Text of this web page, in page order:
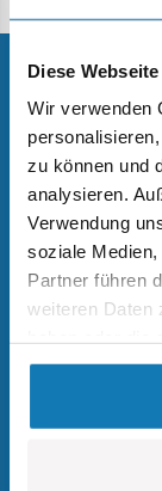
Diese
Wir verwenden
zu können und
analysieren.
Verwendung
soziale
Partner führen
weiteren Daten
gesammelt
Bleiben